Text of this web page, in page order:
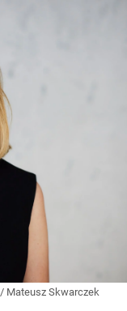
/ Mateusz Skwarczek